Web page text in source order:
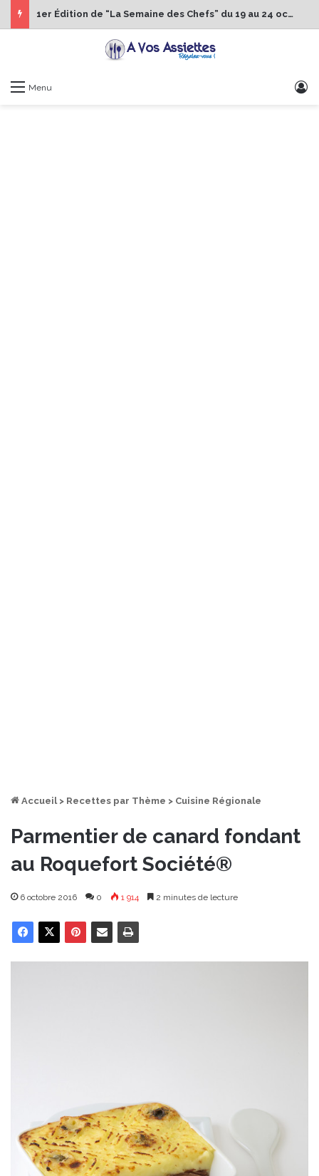
1er Édition de “La Semaine des Chefs” du 19 au 24 octobre 2026
Menu
Accueil > Recettes par Thème > Cuisine Régionale
Parmentier de canard fondant
au Roquefort Société®
6 octobre 2016 0 1 914 2 minutes de lecture